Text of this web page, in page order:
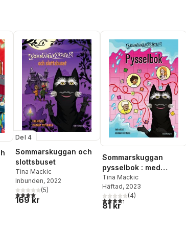
antal röster:
Del 4
Sommarskuggan och
slottsbuset
Tina Mackic
Inbunden, 2022
4,0utav 5 stjärnor. Totalt antal röster:
(5)
169 kr
Sommarskuggan
pysselbok : med
klistermärken
Tina Mackic
Häftad, 2023
4,3utav 5 stjärnor. Totalt
(4)
81 kr